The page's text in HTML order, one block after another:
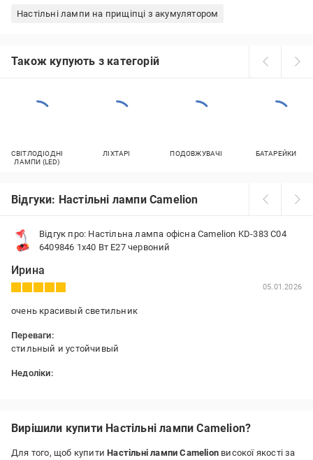
Настільні лампи на прищіпці з акумулятором
Також купують з категорій
СВІТЛОДІОДНІ
ЛАМПИ (LED)
ЛІХТАРІ ПОДОВЖУВАЧІ БАТАРЕЙКИ
Відгуки: Настільні лампи Camelion
Відгук про: Настільна лампа офісна Camelion KD-383 C04
6409846 1x40 Вт E27 червоний
Ирина
05.01.2026
очень красивый светильник
Переваги:
стильный и устойчивый
Недоліки:
Вирішили купити Настільні лампи Camelion?
Для того, щоб купитиНастільні лампи Camelion високої якості за